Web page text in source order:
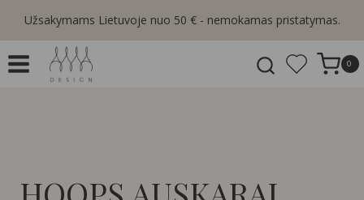
content
Užsakymams Lietuvoje nuo 50 € - nemokamas pristatymas.
0